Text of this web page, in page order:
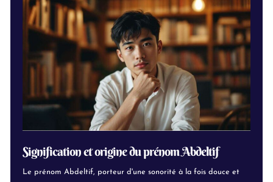
Signification et origine du prénom Abdeltif
Le prénom Abdeltif, porteur d'une sonorité à la fois douce et